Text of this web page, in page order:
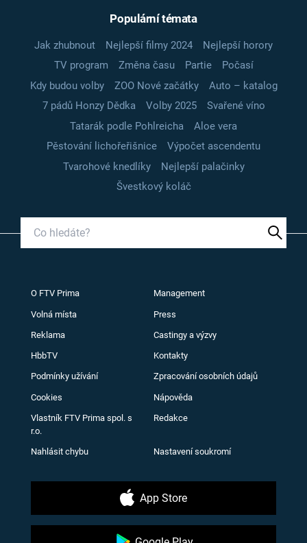
Populární témata
Jak zhubnout Nejlepší filmy 2024
Nejlepší horory
TV program
Změna času Partie
Počasí
Kdy budou volby
ZOO Nové začátky
Auto – katalog
7 pádů Honzy Dědka
Volby 2025
Svařené víno
Tatarák podle Pohlreicha
Aloe vera
Pěstování lichořeřišnice
Výpočet ascendentu
Tvarohové knedlíky
Nejlepší palačinky
Švestkový koláč
O FTV Prima Management
Volná místa Press
Reklama Castingy a výzvy
HbbTV Kontakty
Podmínky užívání Zpracování osobních údajů
Cookies Nápověda
Vlastník FTV Prima spol. s
r.o.
Redakce
Nahlásit chybu Nastavení soukromí
App Store